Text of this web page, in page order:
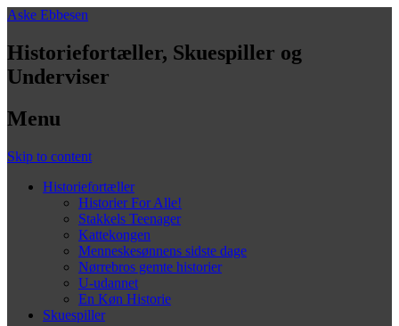
Aske Ebbesen
Historiefortæller, Skuespiller og
Underviser
Menu
Skip to content
Historiefortæller
Historier For Alle!
Stakkels Teenager
Kattekongen
Menneskesønnens sidste dage
Nørrebros gemte historier
U-udannet
En Køn Historie
Skuespiller